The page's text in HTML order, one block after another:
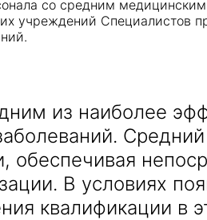
со средним
учреждений Специалистов
из наиболее
обеспечивая
В условиях
квалификации в
Приложите
Получить
Приложите
Даю согласие на
данныхиe-mail рассылку